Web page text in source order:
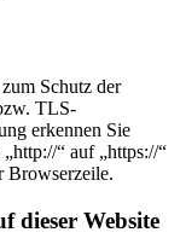
Schutz der
TLS-
erkennen Sie
“ auf „https://“
Browserzeile.
dieser Website